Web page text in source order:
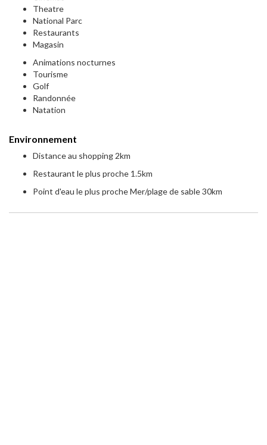
Theatre
National Parc
Restaurants
Magasin
Animations nocturnes
Tourisme
Golf
Randonnée
Natation
Environnement
Distance au shopping 2km
Restaurant le plus proche 1.5km
Point d'eau le plus proche Mer/plage de sable 30km